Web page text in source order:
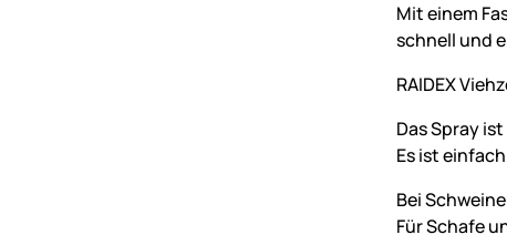
Mit einem
schnell und
RAIDEX
Das Spray
Es ist
Bei
Für Schafe